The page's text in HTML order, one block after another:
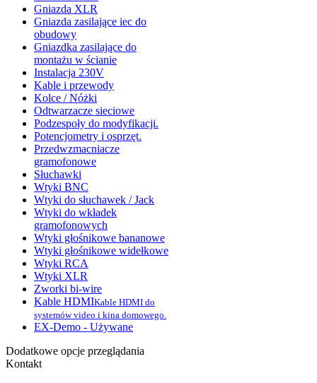
Gniazda XLR
Gniazda zasilające iec do
obudowy
Gniazdka zasilające do
montażu w ścianie
Instalacja 230V
Kable i przewody
Kolce / Nóżki
Odtwarzacze sieciowe
Podzespoły do modyfikacji.
Potencjometry i osprzęt.
Przedwzmacniacze
gramofonowe
Słuchawki
Wtyki BNC
Wtyki do słuchawek / Jack
Wtyki do wkładek
gramofonowych
Wtyki głośnikowe bananowe
Wtyki głośnikowe widełkowe
Wtyki RCA
Wtyki XLR
Zworki bi-wire
Kable HDMIKable HDMI do
systemów video i kina domowego.
EX-Demo - Używane
Dodatkowe opcje przeglądania
Kontakt